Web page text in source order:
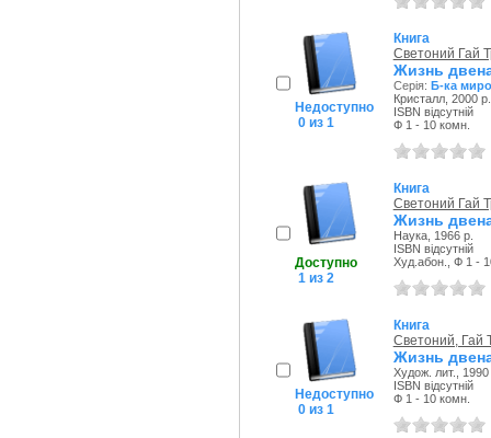
Недоступно
0 из 1
Книга
Светоний Гай
Жизнь
Серія: Б-ка
Кристалл, 2000 р.
ISBN відсутній
Ф 1 - 10 комн.
Доступно
1 из 2
Книга
Светоний Гай
Жизнь
Наука, 1966 р.
ISBN відсутній
Худ.абон., Ф 1 -
Недоступно
0 из 1
Книга
Светоний, Гай
Жизнь
Худож. лит., 1990
ISBN відсутній
Ф 1 - 10 комн.